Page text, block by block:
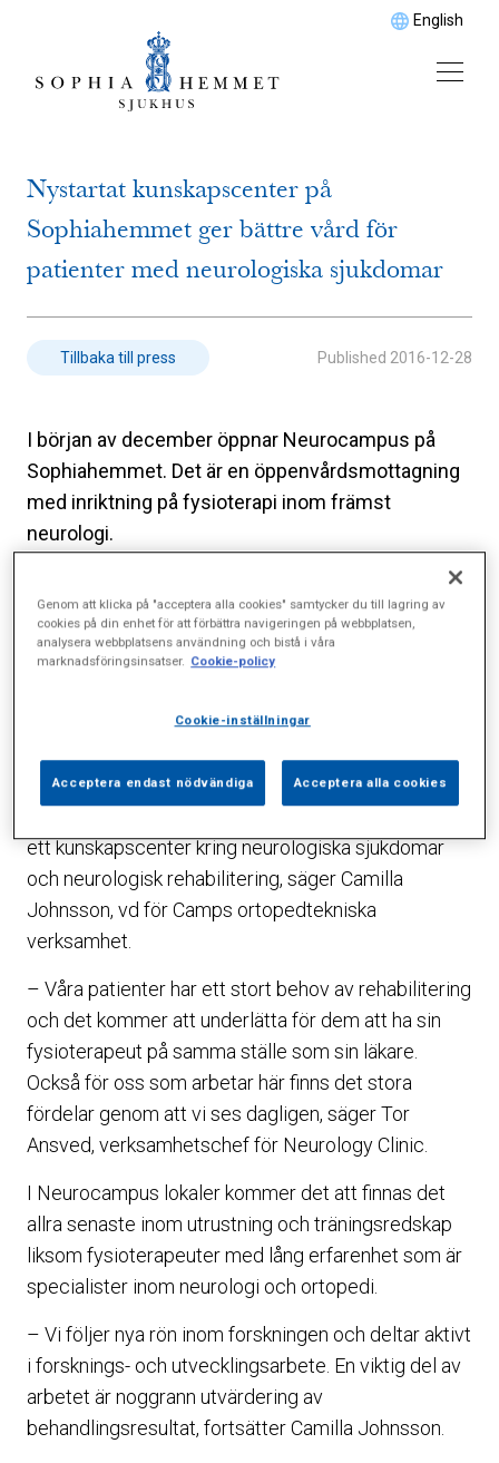
English
Nystartat kunskapscenter på
Sophiahemmet ger bättre vård för
patienter med neurologiska sjukdomar
Tillbaka till press Published 2016-12-28
I början av december öppnar Neurocampus på
Sophiahemmet. Det är en öppenvårdsmottagning
med inriktning på fysioterapi inom främst
neurologi.
Janshuset, är ett samarbete mellan Neurology
Clinic och Camp Scandinavia med målet att samla
all kompetens kring neurologiska symtom och
hoppas vi kunna förbättra och effektivisera
ett kunskapscenter kring neurologiska sjukdomar
och neurologisk rehabilitering, säger Camilla
Johnsson, vd för Camps ortopedtekniska
verksamhet.
– Våra patienter har ett stort behov av rehabilitering
och det kommer att underlätta för dem att ha sin
fysioterapeut på samma ställe som sin läkare.
Också för oss som arbetar här finns det stora
fördelar genom att vi ses dagligen, säger Tor
Ansved, verksamhetschef för Neurology Clinic.
I Neurocampus lokaler kommer det att finnas det
allra senaste inom utrustning och träningsredskap
liksom fysioterapeuter med lång erfarenhet som är
specialister inom neurologi och ortopedi.
– Vi följer nya rön inom forskningen och deltar aktivt
i forsknings- och utvecklingsarbete. En viktig del av
arbetet är noggrann utvärdering av
behandlingsresultat, fortsätter Camilla Johnsson.
Genom att klicka på "acceptera alla cookies" samtycker du till lagring av
cookies på din enhet för att förbättra navigeringen på webbplatsen,
analysera webbplatsens användning och bistå i våra
marknadsföringsinsatser. Cookie-policy
Cookie-inställningar
Acceptera endast nödvändiga Acceptera alla cookies